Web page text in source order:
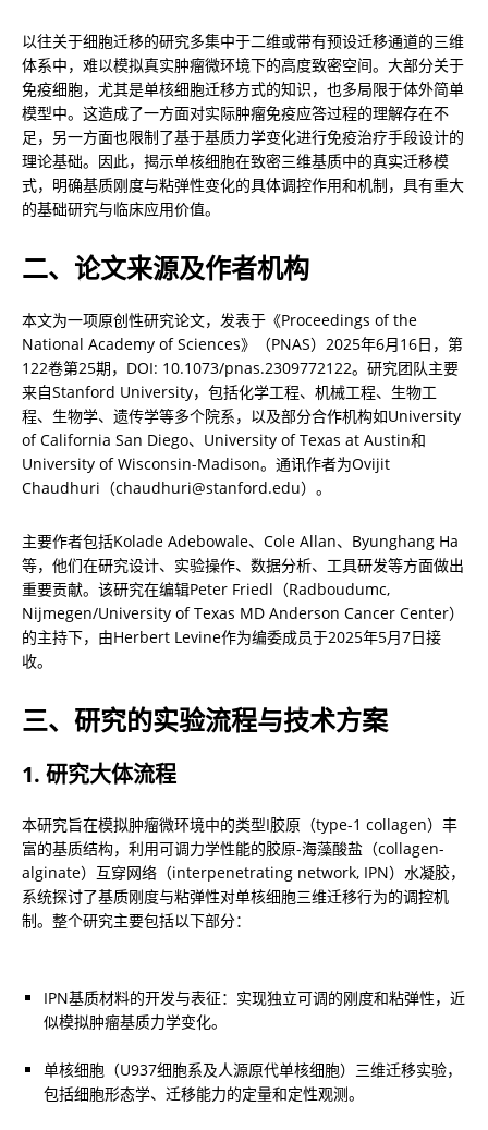
以往关于细胞迁移的研究多集中于二维或带有预设迁移通道的三维
体系中，难以模拟真实肿瘤微环境下的高度致密空间。大部分关于
免疫细胞，尤其是单核细胞迁移方式的知识，也多局限于体外简单
模型中。这造成了一方面对实际肿瘤免疫应答过程的理解存在不
足，另一方面也限制了基于基质力学变化进行免疫治疗手段设计的
理论基础。因此，揭示单核细胞在致密三维基质中的真实迁移模
式，明确基质刚度与粘弹性变化的具体调控作用和机制，具有重大
的基础研究与临床应用价值。
二、论文来源及作者机构
本文为一项原创性研究论文，发表于《Proceedings of the
National Academy of Sciences》（PNAS）2025年6月16日，第
122卷第25期，DOI: 10.1073/pnas.2309772122。研究团队主要
来自Stanford University，包括化学工程、机械工程、生物工
程、生物学、遗传学等多个院系，以及部分合作机构如University
of California San Diego、University of Texas at Austin和
University of Wisconsin-Madison。通讯作者为Ovijit
Chaudhuri（chaudhuri@stanford.edu）。
主要作者包括Kolade Adebowale、Cole Allan、Byunghang Ha
等，他们在研究设计、实验操作、数据分析、工具研发等方面做出
重要贡献。该研究在编辑Peter Friedl（Radboudumc,
Nijmegen/University of Texas MD Anderson Cancer Center）
的主持下，由Herbert Levine作为编委成员于2025年5月7日接
收。
三、研究的实验流程与技术方案
1. 研究大体流程
本研究旨在模拟肿瘤微环境中的类型I胶原（type-1 collagen）丰
富的基质结构，利用可调力学性能的胶原-海藻酸盐（collagen-
alginate）互穿网络（interpenetrating network, IPN）水凝胶，
系统探讨了基质刚度与粘弹性对单核细胞三维迁移行为的调控机
制。整个研究主要包括以下部分：
IPN基质材料的开发与表征：实现独立可调的刚度和粘弹性，近
似模拟肿瘤基质力学变化。
单核细胞（U937细胞系及人源原代单核细胞）三维迁移实验，
包括细胞形态学、迁移能力的定量和定性观测。